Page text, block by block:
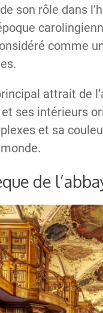
son rôle dans
comme
attrait de
ses intérieurs
et sa
de